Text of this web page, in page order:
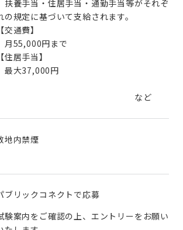
扶養手当・住居手当・通勤手当等がそれぞ
の規定に基づいて支給されます。
【交通費】
月55,000円まで
【住居手当】
最大37,000円
など
地内禁煙
ブリックコネクトで応募
験案内をご確認の上、エントリーをお願い